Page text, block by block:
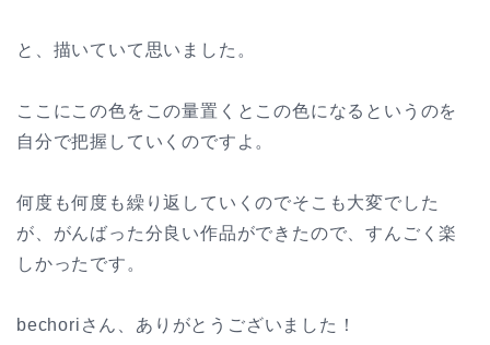
と、描いていて思いました。
ここにこの色をこの量置くとこの色になるというのを
自分で把握していくのですよ。
何度も何度も繰り返していくのでそこも大変でした
が、がんばった分良い作品ができたので、すんごく楽
しかったです。
bechoriさん、ありがとうございました！